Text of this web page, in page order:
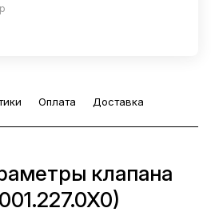
Оплата Доставка
клапана